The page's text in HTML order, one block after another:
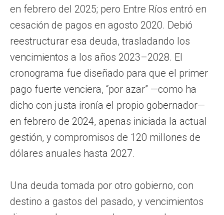
en febrero del 2025; pero Entre Ríos entró en
cesación de pagos en agosto 2020. Debió
reestructurar esa deuda, trasladando los
vencimientos a los años 2023–2028. El
cronograma fue diseñado para que el primer
pago fuerte venciera, “por azar” —como ha
dicho con justa ironía el propio gobernador—
en febrero de 2024, apenas iniciada la actual
gestión, y compromisos de 120 millones de
dólares anuales hasta 2027.
Una deuda tomada por otro gobierno, con
destino a gastos del pasado, y vencimientos